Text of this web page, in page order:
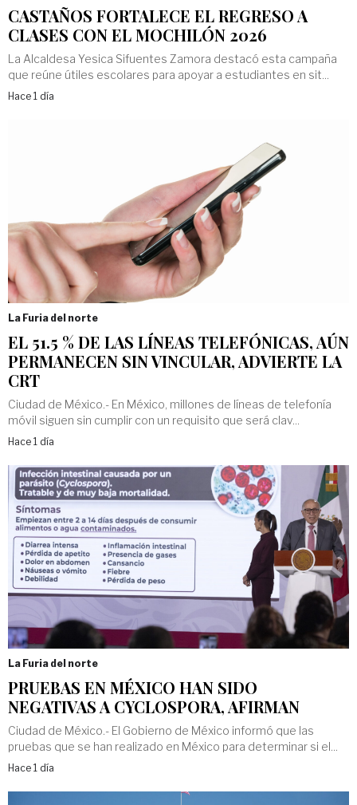
CASTAÑOS FORTALECE EL REGRESO A
CLASES CON EL MOCHILÓN 2026
La Alcaldesa Yesica Sifuentes Zamora destacó esta campaña
que reúne útiles escolares para apoyar a estudiantes en sit...
Hace 1 día
La Furia del norte
EL 51.5 % DE LAS LÍNEAS TELEFÓNICAS, AÚN
PERMANECEN SIN VINCULAR, ADVIERTE LA
CRT
Ciudad de México.- En México, millones de líneas de telefonía
móvil siguen sin cumplir con un requisito que será clav...
Hace 1 día
La Furia del norte
PRUEBAS EN MÉXICO HAN SIDO
NEGATIVAS A CYCLOSPORA, AFIRMAN
Ciudad de México.- El Gobierno de México informó que las
pruebas que se han realizado en México para determinar si el...
Hace 1 día